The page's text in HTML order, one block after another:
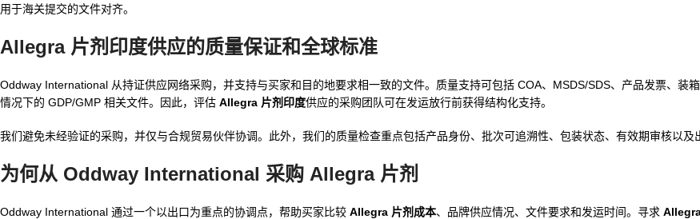
用于海关提交的文件对齐。
Allegra 片剂印度供应的质量保证和全球标准
Oddway International 从持证供应网络采购，并支持与买家和目的地要求相一致的文件。质量支持可包括 COA、MSDS/SDS、产品发票、装
情况下的 GDP/GMP 相关文件。因此，评估 Allegra 片剂印度供应的采购团队可在发运放行前获得结构化支持。
我们避免未经验证的采购，并仅与合规贸易伙伴协调。此外，我们的质量检查重点包括产品身份、批次可追溯性、包装状态、有效期审核以及
为何从 Oddway International 采购 Allegra 片剂
Oddway International 通过一个以出口为重点的协调点，帮助买家比较 Allegra 片剂成本、品牌供应情况、文件要求和发运时间。寻求